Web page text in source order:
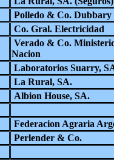
Polledo & Co. Dubbary
Co. Gral. Electricidad
Verado & Co.
Nacion
Laboratorios Suarry,
La Rural, SA.
Albion House, SA.
Federacion Agraria
Perlender & Co.